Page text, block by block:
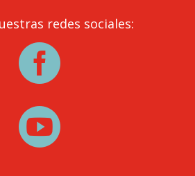
redes sociales:

